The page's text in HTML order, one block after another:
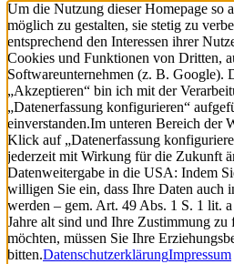
Um die Nutzung dieser Homepage so
möglich zu gestalten, sie stetig zu
entsprechend den Interessen ihrer
Cookies und Funktionen von Dritten,
Softwareunternehmen (z. B. Google).
„Akzeptieren“ bin ich mit der
„Datenerfassung konfigurieren“
einverstanden.Im unteren Bereich der
Klick auf „Datenerfassung
jederzeit mit Wirkung für die Zukunft
Datenweitergabe in die USA: Indem
willigen Sie ein, dass Ihre Daten auch
werden – gem. Art. 49 Abs. 1 S. 1 lit.
Jahre alt sind und Ihre Zustimmung
möchten, müssen Sie Ihre
bitten.DatenschutzerklärungImpressum